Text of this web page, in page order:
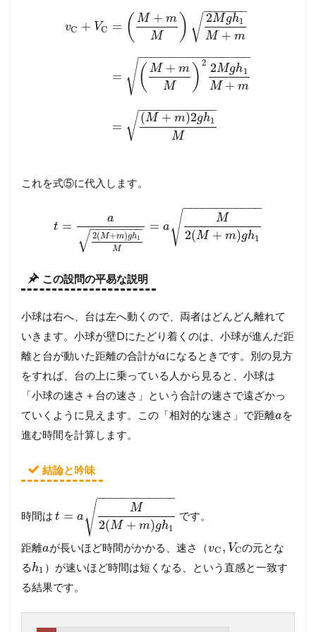
vC + VC = ( M + m
M
) 2Mgh1
M + m
− −
−−−−−
√
= ( M + m
M
) 2 2Mgh1
M + m
− −
−−−−−−−−−−−−−−
√
=
(M + m)2gh1
M
− −
−−−−−−−−−−
√
これを式⑤に代入します。
t =
a
2(M+m)gh1
M
− −
−−−−−−
√
= a
M
2(M + m)gh1
− −
−−−−−−−−−−
√
この設問の平易な説明
小球は右へ、台は左へ動くので、両者はどんどん離れて
いきます。小球が壁Dにたどり着くのは、小球が進んだ距
離と台が動いた距離の合計がaになるときです。別の見方
をすれば、台の上に乗っている人から見ると、小球は
「小球の速さ＋台の速さ」という合計の速さで遠ざかっ
ていくように見えます。この「相対的な速さ」で距離aを
進む時間を計算します。
結論と吟味
時間は t = a
M
2(M + m)gh1
− −
−−−−−−−−−−
√ です。
距離aが長いほど時間がかかる、速さ（vC , VCの元とな
るh1 ）が速いほど時間は短くなる、という直感と一致す
る結果です。